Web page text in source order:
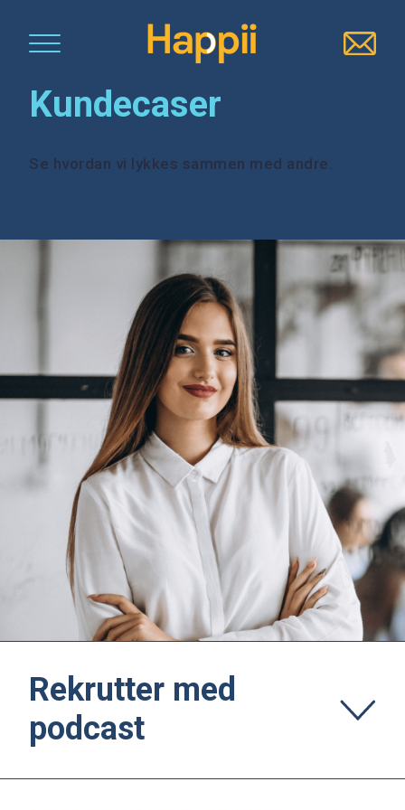
Kundecaser
Se hvordan vi lykkes sammen med andre.
Rekrutter med
podcast